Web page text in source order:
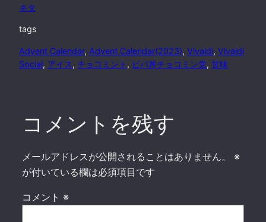
ネタ
tags
Advent Calendar, Advent Calendar(2023), Vivaldi, Vivaldi
Social, アイス, チョコミント , ビバ丼チョコミン党, 甘味
コメントを残す
メールアドレスが公開されることはありません。
※
が付いている欄は必須項目です
コメント ※